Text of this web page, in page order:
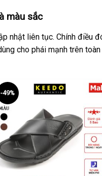
màu sắc
nhật liên tục. Chính điều
cho phái mạnh trên
-49%